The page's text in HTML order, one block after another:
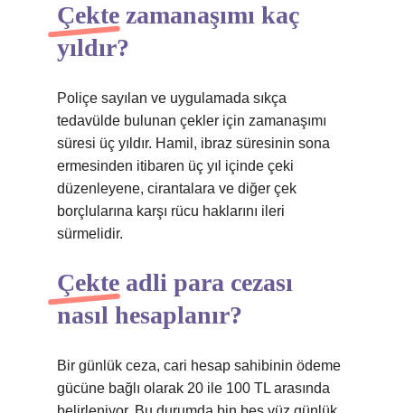
Çekte zamanaşımı kaç
yıldır?
Poliçe sayılan ve uygulamada sıkça
tedavülde bulunan çekler için zamanaşımı
süresi üç yıldır. Hamil, ibraz süresinin sona
ermesinden itibaren üç yıl içinde çeki
düzenleyene, cirantalara ve diğer çek
borçlularına karşı rücu haklarını ileri
sürmelidir.
Çekte adli para cezası
nasıl hesaplanır?
Bir günlük ceza, cari hesap sahibinin ödeme
gücüne bağlı olarak 20 ile 100 TL arasında